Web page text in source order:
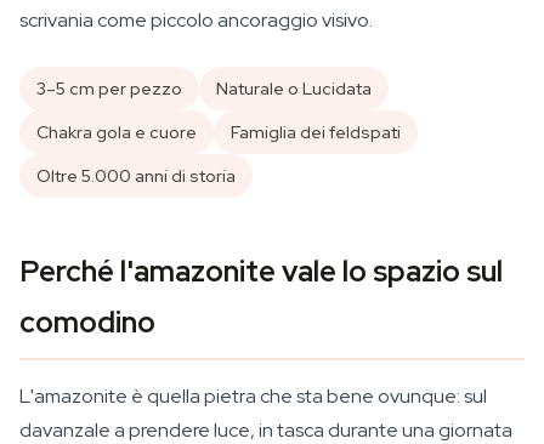
scrivania come piccolo ancoraggio visivo.
3–5 cm per pezzo
Naturale o Lucidata
Chakra gola e cuore
Famiglia dei feldspati
Oltre 5.000 anni di storia
Perché l'amazonite vale lo spazio sul
comodino
L'amazonite è quella pietra che sta bene ovunque: sul
davanzale a prendere luce, in tasca durante una giornata